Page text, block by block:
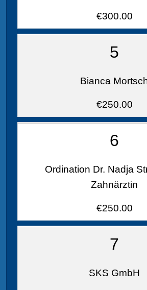
€300.00
5
Bianca
€250.00
6
Ordination Dr. Nadja
Zahnärztin
€250.00
7
SKS GmbH